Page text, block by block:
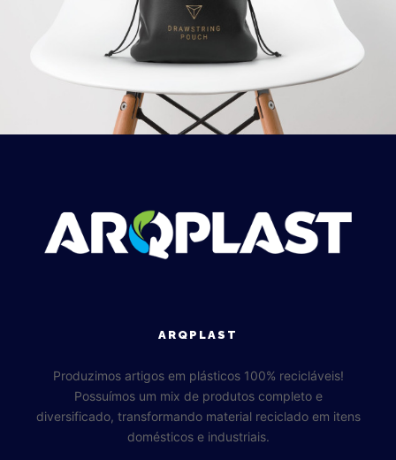
ARQPLAST
Produzimos artigos em plásticos 100% recicláveis!
Possuímos um mix de produtos completo e
diversificado, transformando material reciclado em itens
domésticos e industriais.